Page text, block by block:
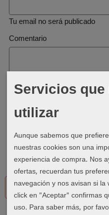
Tu email no será publicado
Comentario
He leído y acepto el
Reseñas
Servicios
utilizar
Aunque sabemos que
nuestras cookies son una
experiencia de compra. Nos
ofertas, recuerdan tus
navegación y nos avisan si
click en "Aceptar" confirmas
uso. Para saber más, por